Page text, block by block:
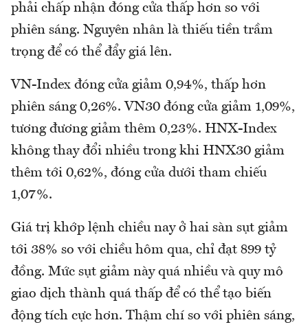
phải chấp nhận đóng cửa thấp hơn so với
phiên sáng. Nguyên nhân là thiếu tiền trầm
trọng để có thể đẩy giá lên.
VN-Index đóng cửa giảm 0,94%, thấp hơn
phiên sáng 0,26%. VN30 đóng cửa giảm 1,09%,
tương đương giảm thêm 0,23%. HNX-Index
không thay đổi nhiều trong khi HNX30 giảm
thêm tới 0,62%, đóng cửa dưới tham chiếu
1,07%.
Giá trị khớp lệnh chiều nay ở hai sàn sụt giảm
tới 38% so với chiều hôm qua, chỉ đạt 899 tỷ
đồng. Mức sụt giảm này quá nhiều và quy mô
giao dịch thành quá thấp để có thể tạo biến
động tích cực hơn. Thậm chí so với phiên sáng,